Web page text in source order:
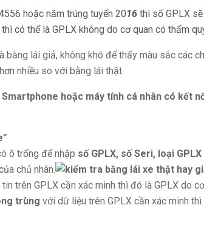
hoặc năm trúng tuyển 2016 thì số GPLX
có thể là GPLX không do cơ quan có thẩm
bằng lái giả, không khó để thấy màu sắc các
nhiều so với bằng lái thật.
hoặc máy tính cá nhân có kết
ô trống để nhập số GPLX, số Seri, loại GPLX
chủ nhân.
trên GPLX cần xác minh thì đó là GPLX do
trùng với dữ liệu trên GPLX cần xác minh